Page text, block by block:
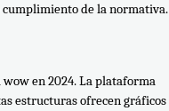
cumplimiento de la normativa.
en 2024. La plataforma
estructuras ofrecen gráficos